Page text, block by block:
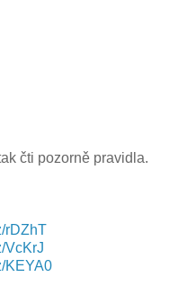
čti pozorně pravidla.
rDZhT
VcKrJ
KEYA0